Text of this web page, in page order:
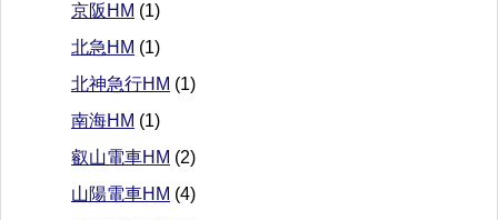
京阪HM (1)
北急HM (1)
北神急行HM (1)
南海HM (1)
叡山電車HM (2)
山陽電車HM (4)